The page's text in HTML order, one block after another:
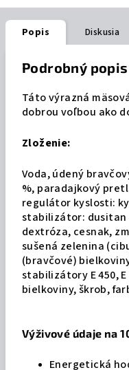
Popis Diskusia
Podrobný popis
Táto výrazná
dobrou voľbou ako
Zloženie:
Voda, údený
%, paradajkový
regulátor kyslosti:
stabilizátor: dusitan
dextróza, cesnak,
sušená zelenina
(bravčové)
stabilizátory E 450,
bielkoviny, škrob,
Výživové údaje na
Energetická